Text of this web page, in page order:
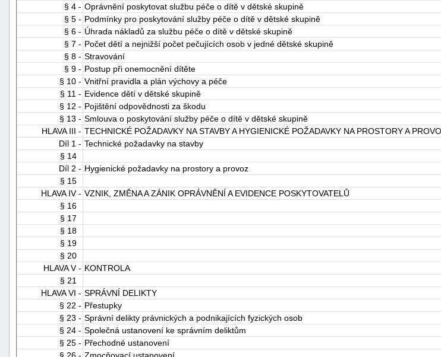
§ 4 - Oprávnění poskytovat službu péče o dítě v dětské skupině
§ 5 - Podmínky pro poskytování služby péče o dítě v dětské skupině
§ 6 - Úhrada nákladů za službu péče o dítě v dětské skupině
§ 7 - Počet dětí a nejnižší počet pečujících osob v jedné dětské skupině
§ 8 - Stravování
§ 9 - Postup při onemocnění dítěte
§ 10 - Vnitřní pravidla a plán výchovy a péče
§ 11 - Evidence dětí v dětské skupině
§ 12 - Pojištění odpovědnosti za škodu
§ 13 - Smlouva o poskytování služby péče o dítě v dětské skupině
HLAVA III - TECHNICKÉ POŽADAVKY NA STAVBY A HYGIENICKÉ POŽADAVKY NA PROSTORY A
Díl 1 - Technické požadavky na stavby
§ 14
Díl 2 - Hygienické požadavky na prostory a provoz
§ 15
HLAVA IV - VZNIK, ZMĚNA A ZÁNIK OPRÁVNĚNÍ A EVIDENCE POSKYTOVATELŮ
§ 16
§ 17
§ 18
§ 19
§ 20
HLAVA V - KONTROLA
§ 21
HLAVA VI - SPRÁVNÍ DELIKTY
§ 22 - Přestupky
§ 23 - Správní delikty právnických a podnikajících fyzických osob
§ 24 - Společná ustanovení ke správním deliktům
§ 25 - Přechodné ustanovení